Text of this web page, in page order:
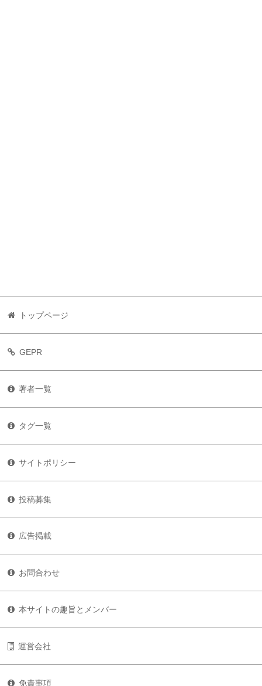
トップページ
GEPR
著者一覧
タグ一覧
サイトポリシー
投稿募集
広告掲載
お問合わせ
本サイトの趣旨とメンバー
運営会社
免責事項